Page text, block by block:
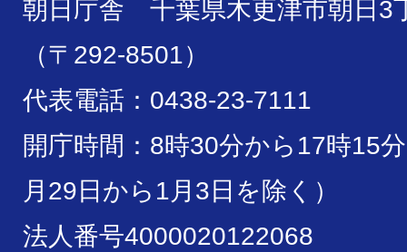
朝日庁舎 千葉県木更津市朝日3
（〒292-8501）
代表電話：0438-23-7111
開庁時間：8時30分から17時15
月29日から1月3日を除く）
法人番号4000020122068